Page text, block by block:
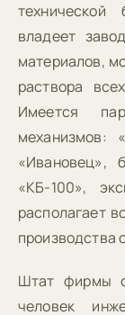
владеет
материалов,
раствора
Имеется
механизмов:
«Ивановец»,
«КБ-100»,
располагает
производства
Штат фирмы
человек